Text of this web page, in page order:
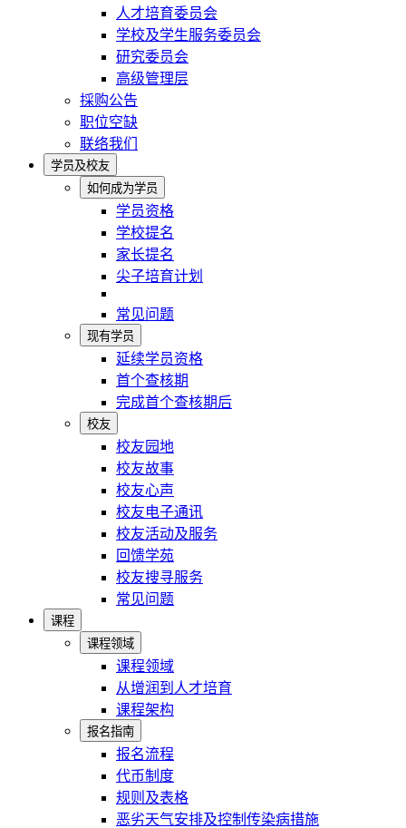
人才培育委员会
学校及学生服务委员会
研究委员会
高级管理层
採购公告
职位空缺
联络我们
学员及校友
如何成为学员
学员资格
学校提名
家长提名
尖子培育计划
常见问题
现有学员
延续学员资格
首个查核期
完成首个查核期后
校友
校友园地
校友故事
校友心声
校友电子通讯
校友活动及服务
回馈学苑
校友搜寻服务
常见问题
课程
课程领域
课程领域
从增润到人才培育
课程架构
报名指南
报名流程
代币制度
规则及表格
恶劣天气安排及控制传染病措施